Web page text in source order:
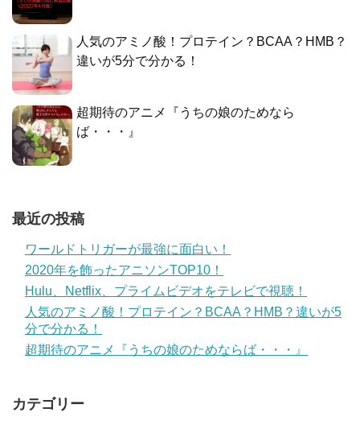
人気のアミノ酸！プロテイン？BCAA？HMB？
違いが5分で分かる！
超期待のアニメ『うちの娘のためなら
ば・・・』
最近の投稿
ワールドトリガーが最強に面白い！
2020年を飾ったアニソンTOP10！
Hulu、Netflix、プライムビデオをテレビで視聴！
人気のアミノ酸！プロテイン？BCAA？HMB？違いが5
分で分かる！
超期待のアニメ『うちの娘のためならば・・・』
カテゴリー